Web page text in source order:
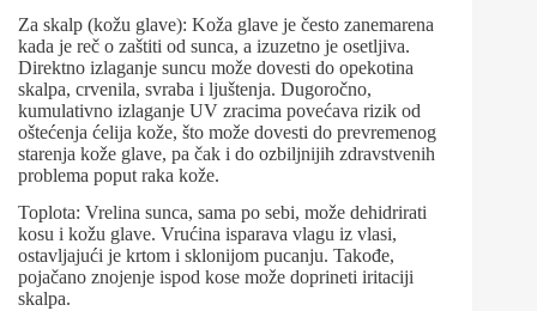
Za skalp (kožu glave): Koža glave je često zanemarena
kada je reč o zaštiti od sunca, a izuzetno je osetljiva.
Direktno izlaganje suncu može dovesti do opekotina
skalpa, crvenila, svraba i ljuštenja. Dugoročno,
kumulativno izlaganje UV zracima povećava rizik od
oštećenja ćelija kože, što može dovesti do prevremenog
starenja kože glave, pa čak i do ozbiljnijih zdravstvenih
problema poput raka kože.
Toplota: Vrelina sunca, sama po sebi, može dehidrirati
kosu i kožu glave. Vrućina isparava vlagu iz vlasi,
ostavljajući je krtom i sklonijom pucanju. Takođe,
pojačano znojenje ispod kose može doprineti iritaciji
skalpa.